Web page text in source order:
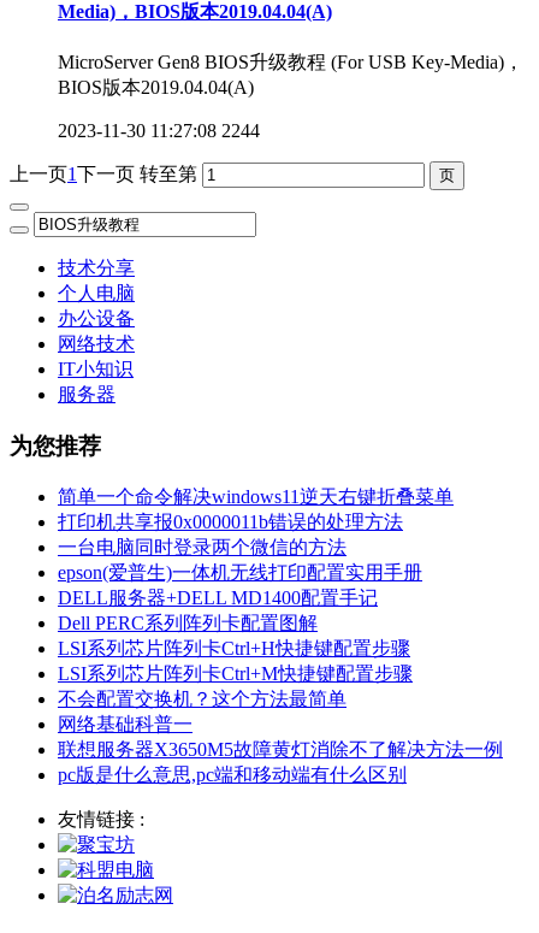
Media)，BIOS版本2019.04.04(A)
MicroServer Gen8 BIOS升级教程 (For USB Key-Media)，
BIOS版本2019.04.04(A)
2023-11-30 11:27:08 2244
上一页1下一页 转至第
技术分享
个人电脑
办公设备
网络技术
IT小知识
服务器
为您推荐
简单一个命令解决windows11逆天右键折叠菜单
打印机共享报0x0000011b错误的处理方法
一台电脑同时登录两个微信的方法
epson(爱普生)一体机无线打印配置实用手册
DELL服务器+DELL MD1400配置手记
Dell PERC系列阵列卡配置图解
LSI系列芯片阵列卡Ctrl+H快捷键配置步骤
LSI系列芯片阵列卡Ctrl+M快捷键配置步骤
不会配置交换机？这个方法最简单
网络基础科普一
联想服务器X3650M5故障黄灯消除不了解决方法一例
pc版是什么意思,pc端和移动端有什么区别
友情链接 :